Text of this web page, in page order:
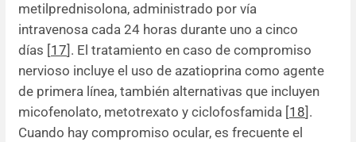
metilprednisolona, administrado por vía
intravenosa cada 24 horas durante uno a cinco
días [17]. El tratamiento en caso de compromiso
nervioso incluye el uso de azatioprina como agente
de primera línea, también alternativas que incluyen
micofenolato, metotrexato y ciclofosfamida [18].
Cuando hay compromiso ocular, es frecuente el